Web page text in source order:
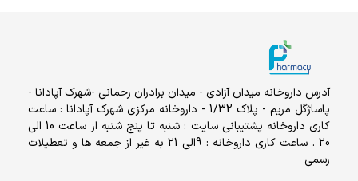
آدرس داروخانه میدان آزادی - میدان برادران رحمانی -شهرک آپادانا -
پاساژگل مریم - پلاک 1/32 - داروخانه مرکزی شهرک آپادانا : ساعت
کاری داروخانه پشتیبانی سایت : شنبه تا پنج شنبه از ساعت 10 الی
20 . ساعت کاری داروخانه : 9الی 21 به غیر از جمعه ها و تعطیلات
رسمی